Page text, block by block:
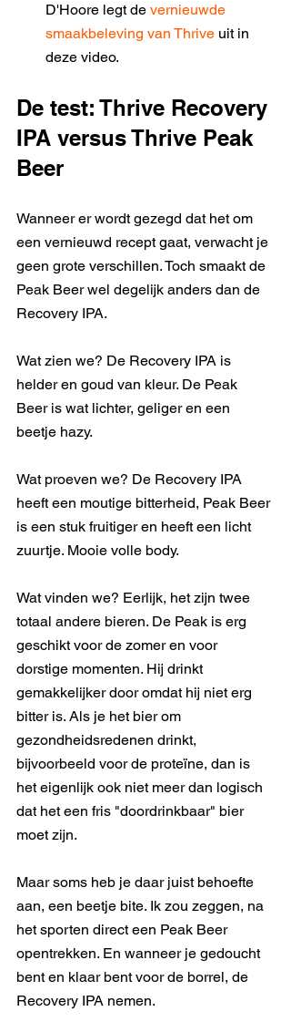
D'Hoore legt de vernieuwde
smaakbeleving van Thrive uit in
deze video.
De test: Thrive Recovery
IPA versus Thrive Peak
Beer
Wanneer er wordt gezegd dat het om
een vernieuwd recept gaat, verwacht je
geen grote verschillen. Toch smaakt de
Peak Beer wel degelijk anders dan de
Recovery IPA.
Wat zien we? De Recovery IPA is
helder en goud van kleur. De Peak
Beer is wat lichter, geliger en een
beetje hazy.
Wat proeven we? De Recovery IPA
heeft een moutige bitterheid, Peak Beer
is een stuk fruitiger en heeft een licht
zuurtje. Mooie volle body.
Wat vinden we? Eerlijk, het zijn twee
totaal andere bieren. De Peak is erg
geschikt voor de zomer en voor
dorstige momenten. Hij drinkt
gemakkelijker door omdat hij niet erg
bitter is. Als je het bier om
gezondheidsredenen drinkt,
bijvoorbeeld voor de proteïne, dan is
het eigenlijk ook niet meer dan logisch
dat het een fris "doordrinkbaar" bier
moet zijn.
Maar soms heb je daar juist behoefte
aan, een beetje bite. Ik zou zeggen, na
het sporten direct een Peak Beer
opentrekken. En wanneer je gedoucht
bent en klaar bent voor de borrel, de
Recovery IPA nemen.